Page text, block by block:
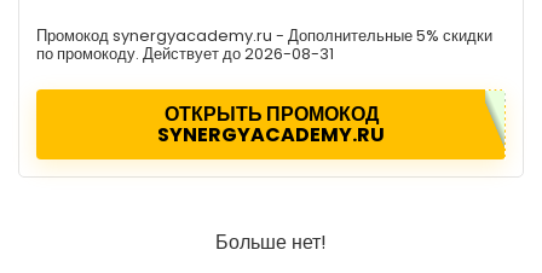
Промокод synergyacademy.ru - Дополнительные 5% скидки
по промокоду. Действует до 2026-08-31
ОТКРЫТЬ ПРОМОКОД
SYNERGYACADEMY.RU
Больше нет!